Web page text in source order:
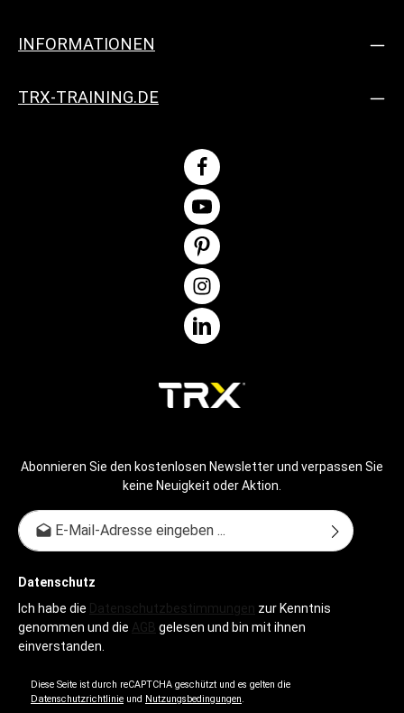
INFORMATIONEN
TRX-TRAINING.DE
Abonnieren Sie den kostenlosen Newsletter und verpassen Sie
keine Neuigkeit oder Aktion.
Datenschutz
Ich habe die Datenschutzbestimmungen zur Kenntnis
genommen und die AGB gelesen und bin mit ihnen
einverstanden.
Diese Seite ist durch reCAPTCHA geschützt und es gelten die
Datenschutzrichtlinie und Nutzungsbedingungen.